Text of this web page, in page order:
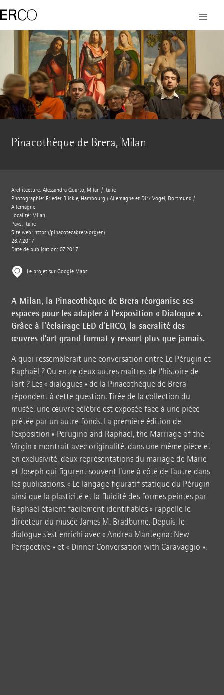
Pinacothèque de Brera, Milan
Architecture: Alessandra Quarto, Milan / Italie
Photographie: Frieder Blickle, Hambourg / Allemagne et Dirk Vogel, Dortmund /
Allemagne
Localité: Milan
Pays: Italie
Site web: https://pinacotecabrera.org/en/
28.7.2017
Date de publication: 07.2017
Le projet sur Google Maps
A Milan, la Pinacothèque de Brera réorganise ses
espaces pour les adapter à l’exposition « Dialogue ».
Grâce à l’éclairage LED d’ERCO, la sacralité des
œuvres d’art grand format y ressort plus que jamais.
A quoi ressemblerait une conversation entre Le Pérugin et
Raphaël ? Ou entre deux autres maîtres de l’histoire de
l’art ? Les« dialogues » de la Pinacothèque de Brera
répondent à cette question. Tirée de la collection du
musée, une œuvre célèbre est exposée face à une pièce
prêtée par un autre fonds. La première édition de
l’exposition « Perugino and Raphael, the Marriage of the
Virgin » montrait avec originalité, dans une même pièce et
en exclusivité, deux représentations du mariage de Marie
et Joseph qui figurent souvent l’une à côté de l’autre dans
les publications.« Le langage figuratif statique du Pérugin
ainsi que la plasticité et la fluidité des formes peintes par
Raphaël étaient facilement identifiables » rappelle le
directeur du musée James M. Bradburne. Depuis, le
dialogue s’est enrichi avec« Andrea Mantegna: New
Perspective » et« DinnerConversation with Caravaggio ».